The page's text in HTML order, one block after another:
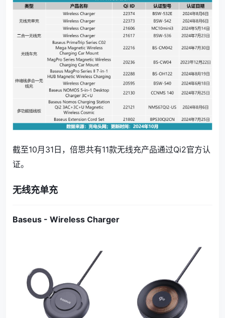
截至10月31日，倍思共有11款无线充产品通过Qi2官方认
证。
无线充单充
Baseus - Wireless Charger